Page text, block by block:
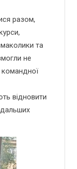
разом,
та
не
командної
відновити